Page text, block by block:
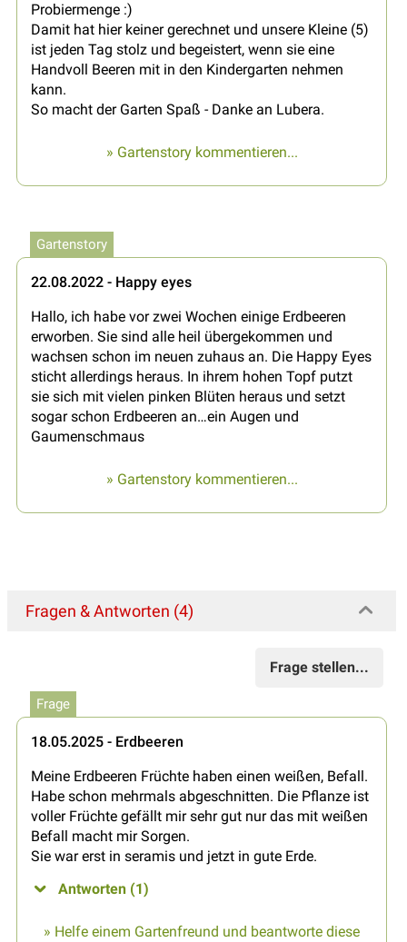
Probiermenge :)
Damit hat hier keiner gerechnet und unsere Kleine (5)
ist jeden Tag stolz und begeistert, wenn sie eine
Handvoll Beeren mit in den Kindergarten nehmen
kann.
So macht der Garten Spaß - Danke an Lubera.
» Gartenstory kommentieren...
Gartenstory
22.08.2022 - Happy eyes
Hallo, ich habe vor zwei Wochen einige Erdbeeren
erworben. Sie sind alle heil übergekommen und
wachsen schon im neuen zuhaus an. Die Happy Eyes
sticht allerdings heraus. In ihrem hohen Topf putzt
sie sich mit vielen pinken Blüten heraus und setzt
sogar schon Erdbeeren an…ein Augen und
Gaumenschmaus
» Gartenstory kommentieren...
Fragen & Antworten (4)
Frage stellen...
Frage
18.05.2025 - Erdbeeren
Meine Erdbeeren Früchte haben einen weißen, Befall.
Habe schon mehrmals abgeschnitten. Die Pflanze ist
voller Früchte gefällt mir sehr gut nur das mit weißen
Befall macht mir Sorgen.
Sie war erst in seramis und jetzt in gute Erde.
Antworten (1)
» Helfe einem Gartenfreund und beantworte diese